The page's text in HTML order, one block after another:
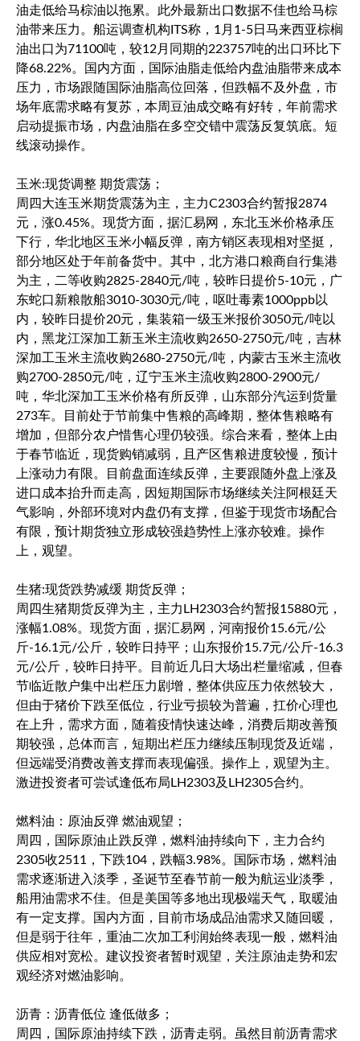
油走低给马棕油以拖累。此外最新出口数据不佳也给马棕
油带来压力。船运调查机构ITS称，1月1-5日马来西亚棕榈
油出口为71100吨，较12月同期的223757吨的出口环比下
降68.22%。国内方面，国际油脂走低给内盘油脂带来成本
压力，市场跟随国际油脂高位回落，但跌幅不及外盘，市
场年底需求略有复苏，本周豆油成交略有好转，年前需求
启动提振市场，内盘油脂在多空交错中震荡反复筑底。短
线滚动操作。
玉米:现货调整 期货震荡；
周四大连玉米期货震荡为主，主力C2303合约暂报2874
元，涨0.45%。现货方面，据汇易网，东北玉米价格承压
下行，华北地区玉米小幅反弹，南方销区表现相对坚挺，
部分地区处于年前备货中。其中，北方港口粮商自行集港
为主，二等收购2825-2840元/吨，较昨日提价5-10元，广
东蛇口新粮散船3010-3030元/吨，呕吐毒素1000ppb以
内，较昨日提价20元，集装箱一级玉米报价3050元/吨以
内，黑龙江深加工新玉米主流收购2650-2750元/吨，吉林
深加工玉米主流收购2680-2750元/吨，内蒙古玉米主流收
购2700-2850元/吨，辽宁玉米主流收购2800-2900元/
吨，华北深加工玉米价格有所反弹，山东部分汽运到货量
273车。目前处于节前集中售粮的高峰期，整体售粮略有
增加，但部分农户惜售心理仍较强。综合来看，整体上由
于春节临近，现货购销减弱，且产区售粮进度较慢，预计
上涨动力有限。目前盘面连续反弹，主要跟随外盘上涨及
进口成本抬升而走高，因短期国际市场继续关注阿根廷天
气影响，外部环境对内盘仍有支撑，但鉴于现货市场配合
有限，预计期货独立形成较强趋势性上涨亦较难。操作
上，观望。
生猪:现货跌势减缓 期货反弹；
周四生猪期货反弹为主，主力LH2303合约暂报15880元，
涨幅1.08%。现货方面，据汇易网，河南报价15.6元/公
斤-16.1元/公斤，较昨日持平；山东报价15.7元/公斤-16.3
元/公斤，较昨日持平。目前近几日大场出栏量缩减，但春
节临近散户集中出栏压力剧增，整体供应压力依然较大，
但由于猪价下跌至低位，行业亏损较为普遍，扛价心理也
在上升，需求方面，随着疫情快速达峰，消费后期改善预
期较强，总体而言，短期出栏压力继续压制现货及近端，
但远端受消费改善支撑而表现偏强。操作上，观望为主。
激进投资者可尝试逢低布局LH2303及LH2305合约。
燃料油：原油反弹 燃油观望；
周四，国际原油止跌反弹，燃料油持续向下，主力合约
2305收2511，下跌104，跌幅3.98%。国际市场，燃料油
需求逐渐进入淡季，圣诞节至春节前一般为航运业淡季，
船用油需求不佳。但是美国等多地出现极端天气，取暖油
有一定支撑。国内方面，目前市场成品油需求又随回暖，
但是弱于往年，重油二次加工利润始终表现一般，燃料油
供应相对宽松。建议投资者暂时观望，关注原油走势和宏
观经济对燃油影响。
沥青：沥青低位 逢低做多；
周四，国际原油持续下跌，沥青走弱。虽然目前沥青需求